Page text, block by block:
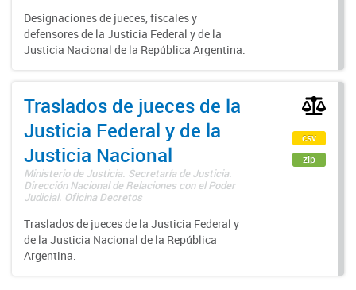
Designaciones de jueces, fiscales y
defensores de la Justicia Federal y de la
Justicia Nacional de la República Argentina.
Traslados de jueces de la
Justicia Federal y de la
Justicia Nacional
Ministerio de Justicia. Secretaría de Justicia.
Dirección Nacional de Relaciones con el Poder
Judicial. Oficina Decretos
Traslados de jueces de la Justicia Federal y
de la Justicia Nacional de la República
Argentina.
csv
zip